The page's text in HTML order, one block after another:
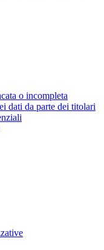
o incompleta
dati da parte dei titolari